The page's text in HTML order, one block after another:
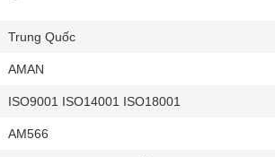
Trung Quốc
AMAN
ISO9001 ISO14001 ISO18001
AM566